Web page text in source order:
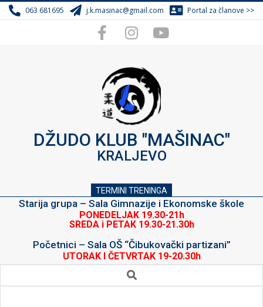
Skip
to
063 681695 j.k.masinac@gmail.com Portal za članove >>
DŽUDO KLUB "MAŠINAC"
KRALJEVO
TERMINI TRENINGA
Starija grupa – Sala Gimnazije i Ekonomske škole
PONEDELJAK 19.30-21h
SREDA i PETAK 19.30-21.30h
Početnici – Sala OŠ “Čibukovački partizani”
UTORAK I ČETVRTAK 19-20.30h
Search